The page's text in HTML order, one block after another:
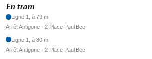
En tram
Ligne 1, à 79 m
Arrêt Antigone - 2 Place Paul Bec
Ligne 1, à 80 m
Arrêt Antigone - 2 Place Paul Bec